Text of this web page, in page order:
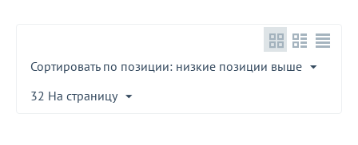
Сортировать по позиции: низкие позиции выше
32 На страницу